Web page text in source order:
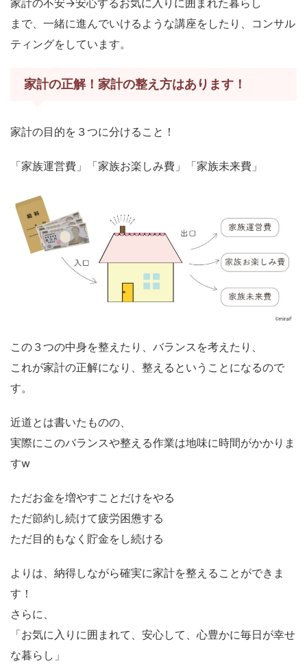
家計の不安→安心するお気に入りに囲まれた暮らし
まで、一緒に進んでいけるような講座をしたり、コンサル
ティングをしています。
家計の正解！家計の整え方はあります！
家計の目的を３つに分けること！
「家族運営費」「家族お楽しみ費」「家族未来費」
この３つの中身を整えたり、バランスを考えたり、
これが家計の正解になり、整えるということになるので
す。
近道とは書いたものの、
実際にこのバランスや整える作業は地味に時間がかかりま
すw
ただお金を増やすことだけをやる
ただ節約し続けて疲労困憊する
ただ目的もなく貯金をし続ける
よりは、納得しながら確実に家計を整えることができま
す！
さらに、
「お気に入りに囲まれて、安心して、心豊かに毎日が幸せ
な暮らし」